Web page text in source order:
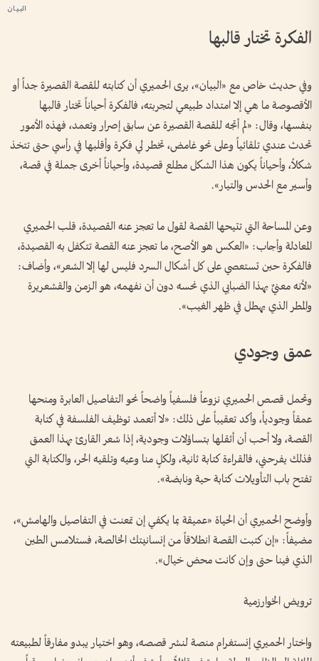
الفكرة تختار قالبها
وفي حديث خاص مع «البيان»، يرى الحميري أن كتابته للقصة القصيرة جداً أو
الأقصوصة ما هي إلا امتداد طبيعي لتجربته، فالفكرة أحياناً تختار قالبها
بنفسها، وقال: «لم أتجه للقصة القصيرة عن سابق إصرار وتعمد، فهذه الأمور
تحدث عندي تلقائياً وعلى نحو غامض، تخطر لي فكرة وأقلبها في رأسي حتى تتخذ
شكلاً، وأحياناً يكون هذا الشكل مطلع قصيدة، وأحياناً أخرى جملة في قصة،
وأسير مع الحدس والتيار».
وعن المساحة التي تتيحها القصة لقول ما تعجز عنه القصيدة، قلب الحميري
المعادلة وأجاب: «العكس هو الأصح، ما تعجز عنه القصة تتكفل به القصيدة،
فالفكرة حين تستعصي على كل أشكال السرد فليس لها إلا الشعر»، وأضاف:
«لأنه معنيٌ بهذا الضبابي الذي نحسه دون أن نفهمه، هو الزمن والقشعريرة
والمطر الذي يهطل في ظهر الغيب».
عمق وجودي
وتحمل قصص الحميري نزوعاً فلسفياً واضحاً نحو التفاصيل العابرة ومنحها
عمقاً وجودياً، وأكد تعقيباً على ذلك: «لا أتعمد توظيف الفلسفة في كتابة
القصة، ولا أحب أن أثقلها بتساؤلات وجودية، إذا شعر القارئ بهذا العمق
فذلك يفرحني، فالقراءة كتابة ثانية، ولكلٍ منا وعيه وتلقيه الحر، والكتابة التي
تفتح باب التأويلات كتابة حية ونابضة».
وأوضح الحميري أن الحياة «عميقة بما يكفي إن تمعنت في التفاصيل والهامش»،
مضيفاً: «إن كتبت القصة انطلاقاً من إنسانيتك الخالصة، فستلامس الطين
الذي فينا حتى وإن كانت محض خيال».
ترويض الخوارزمية
واختار الحميري إنستغرام منصة لنشر قصصه، وهو اختيار يبدو مفارقاً لطبيعته